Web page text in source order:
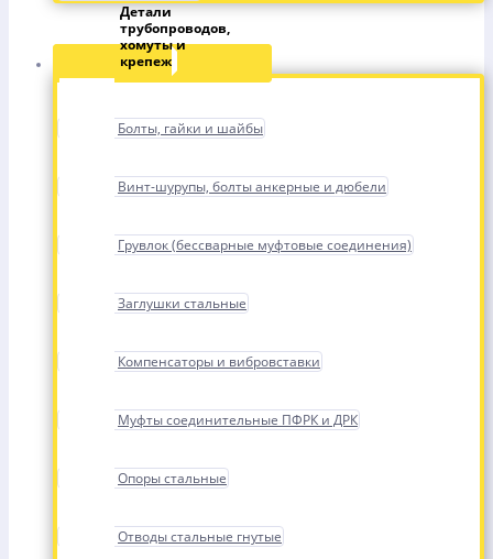
Детали
трубопроводов,
хомуты и
крепеж
Болты, гайки и шайбы
Винт-шурупы, болты анкерные и дюбели
Грувлок (бессварные муфтовые соединения)
Заглушки стальные
Компенсаторы и вибровставки
Муфты соединительные ПФРК и ДРК
Опоры стальные
Отводы стальные гнутые